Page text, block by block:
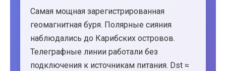
Самая мощная зарегистрированная
геомагнитная буря. Полярные сияния
наблюдались до Карибских островов.
Телеграфные линии работали без
подключения к источникам питания. Dst ≈